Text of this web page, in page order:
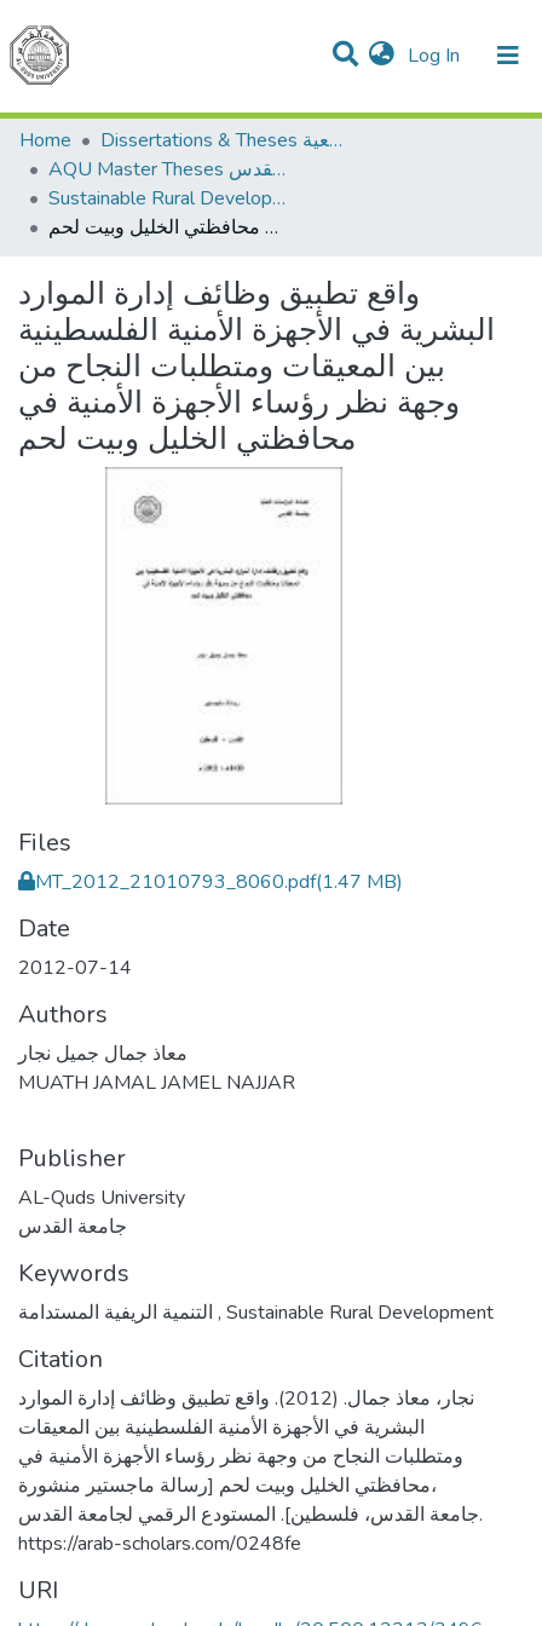
Log In (current)
Communities & Collections
All of DSpace
Home
Dissertations & Theses الرسائل الجامعية
AQU Master Theses الرسائل الجامعية الخاصة بجامعة القدس
Sustainable Rural Development التنمية الريفية المستدامة
واقع تطبيق وظائف إدارة الموارد البشرية في الأجهزة الأمنية الفلسطينية بين المعيقات ومتطلبات النجاح من وجهة نظر رؤساء الأجهزة الأمنية في محافظتي الخليل وبيت لحم
واقع تطبيق وظائف إدارة الموارد
البشرية في الأجهزة الأمنية الفلسطينية
بين المعيقات ومتطلبات النجاح من
وجهة نظر رؤساء الأجهزة الأمنية في
محافظتي الخليل وبيت لحم
Files
MT_2012_21010793_8060.pdf(1.47 MB)
Date
2012-07-14
Authors
معاذ جمال جميل نجار
MUATH JAMAL JAMEL NAJJAR
Publisher
AL-Quds University
جامعة القدس
Keywords
, Sustainable Rural Development
Citation
نجار، معاذ جمال. (2012). واقع تطبيق وظائف إدارة الموارد
البشرية في الأجهزة الأمنية الفلسطينية بين المعيقات
ومتطلبات النجاح من وجهة نظر رؤساء الأجهزة الأمنية في
محافظتي الخليل وبيت لحم [رسالة ماجستير منشورة،
جامعة القدس، فلسطين]. المستودع الرقمي لجامعة القدس.
https://arab-scholars.com/0248fe
URI